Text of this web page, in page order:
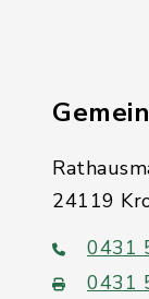
24119
0431
0431